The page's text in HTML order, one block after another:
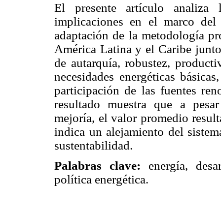
El presente artículo
implicaciones en el marco
adaptación de la metodología
América Latina y el Caribe
de autarquía, robustez,
necesidades energéticas
participación de las fuentes
resultado muestra que a
mejoría, el valor promedio
indica un alejamiento del
sustentabilidad.
Palabras clave: energía,
política energética.